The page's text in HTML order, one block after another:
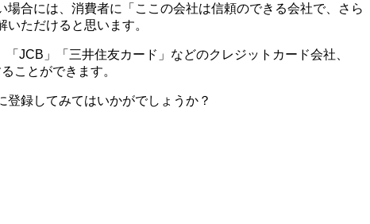
合には、消費者に「ここの会社は信頼のできる会社で、さら
ただけると思います。
JCB」「三井住友カード」などのクレジットカード会社、
ことができます。
録してみてはいかがでしょうか？